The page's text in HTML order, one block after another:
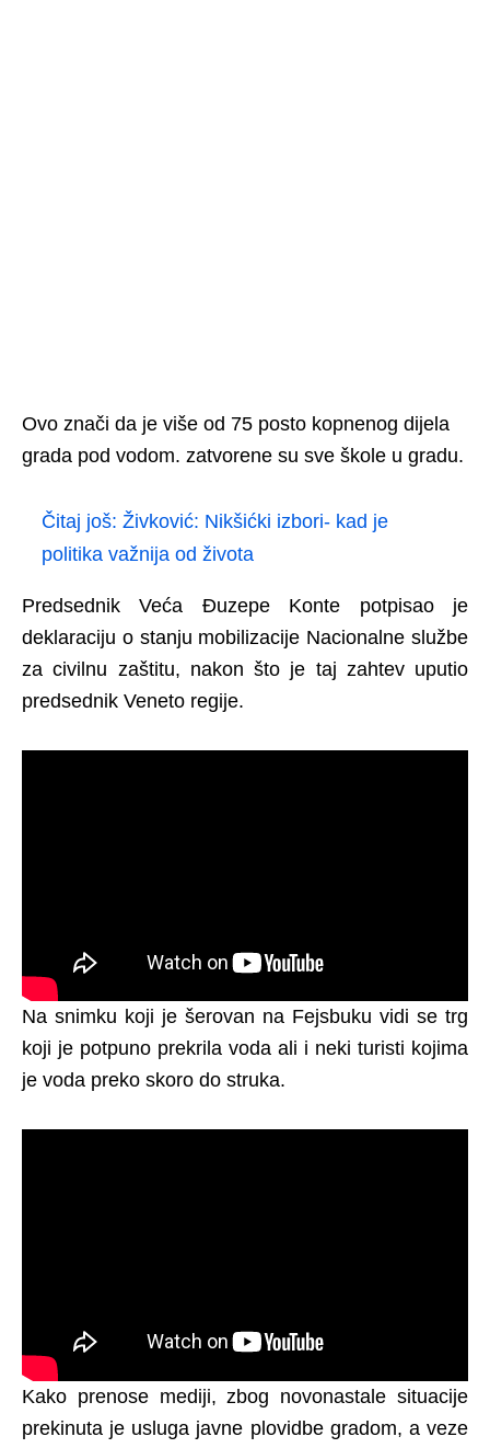
Ovo znači da je više od 75 posto kopnenog dijela
grada pod vodom. zatvorene su sve škole u gradu.
Čitaj još: Živković: Nikšićki izbori- kad je
politika važnija od života
Predsednik Veća Đuzepe Konte potpisao je
deklaraciju o stanju mobilizacije Nacionalne službe
za civilnu zaštitu, nakon što je taj zahtev uputio
predsednik Veneto regije.
Na snimku koji je šerovan na Fejsbuku vidi se trg
koji je potpuno prekrila voda ali i neki turisti kojima
je voda preko skoro do struka.
Kako prenose mediji, zbog novonastale situacije
prekinuta je usluga javne plovidbe gradom, a veze